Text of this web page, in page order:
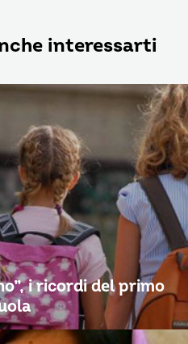
interessarti
i ricordi del primo